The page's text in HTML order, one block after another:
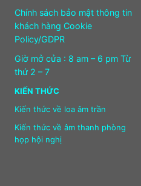
Chính sách bảo mật thông tin
khách hàng Cookie
Policy/GDPR
Giờ mở cửa : 8 am – 6 pm Từ
thứ 2 – 7
KIẾN THỨC
Kiến thức về loa âm trần
Kiến thức về âm thanh phòng
họp hội nghị